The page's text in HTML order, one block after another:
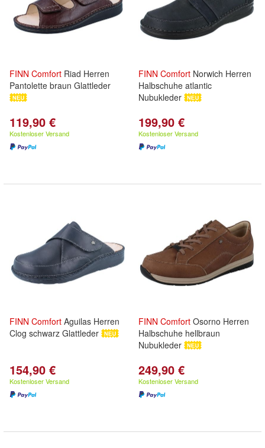
FINN Comfort Riad Herren
Pantolette braun Glattleder
119,90 €
Kostenloser Versand
FINN Comfort Norwich Herren
Halbschuhe atlantic
Nubukleder
199,90 €
Kostenloser Versand
FINN Comfort Aguilas Herren
Clog schwarz Glattleder
154,90 €
Kostenloser Versand
FINN Comfort Osorno Herren
Halbschuhe hellbraun
Nubukleder
249,90 €
Kostenloser Versand